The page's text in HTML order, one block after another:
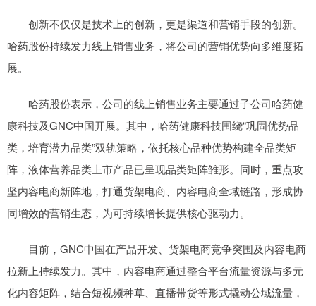
创新不仅仅是技术上的创新，更是渠道和营销手段的创新。
哈药股份持续发力线上销售业务，将公司的营销优势向多维度拓
展。
哈药股份表示，公司的线上销售业务主要通过子公司哈药健
康科技及GNC中国开展。其中，哈药健康科技围绕“巩固优势品
类，培育潜力品类”双轨策略，依托核心品种优势构建全品类矩
阵，液体营养品类上市产品已呈现品类矩阵雏形。同时，重点攻
坚内容电商新阵地，打通货架电商、内容电商全域链路，形成协
同增效的营销生态，为可持续增长提供核心驱动力。
目前，GNC中国在产品开发、货架电商竞争突围及内容电商
拉新上持续发力。其中，内容电商通过整合平台流量资源与多元
化内容矩阵，结合短视频种草、直播带货等形式撬动公域流量，